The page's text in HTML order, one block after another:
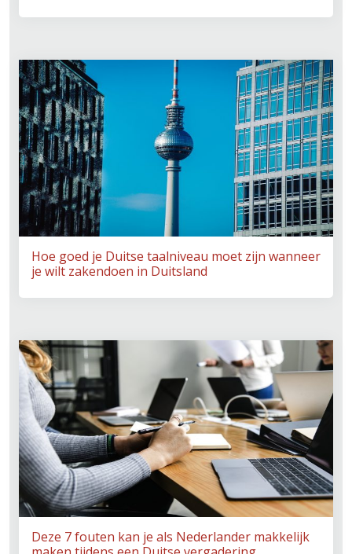
Hoe goed je Duitse taalniveau moet zijn wanneer
je wilt zakendoen in Duitsland
Deze 7 fouten kan je als Nederlander makkelijk